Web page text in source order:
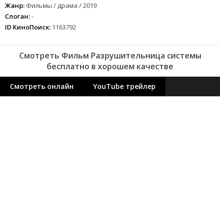
Жанр: Фильмы / драма / 2019
Слоган:-
ID КиноПоиск: 1163792
Смотреть Фильм Разрушительница системы
бесплатно в хорошем качестве
Смотреть онлайн YouTube трейлер